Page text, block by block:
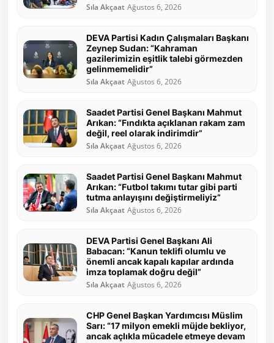
Sıla Akçaat Ağustos 6, 2026
DEVA Partisi Kadın Çalışmaları Başkanı
Zeynep Sudan: “Kahraman
gazilerimizin eşitlik talebi görmezden
gelinmemelidir”
Sıla Akçaat Ağustos 6, 2026
Saadet Partisi Genel Başkanı Mahmut
Arıkan: “Fındıkta açıklanan rakam zam
değil, reel olarak indirimdir”
Sıla Akçaat Ağustos 6, 2026
Saadet Partisi Genel Başkanı Mahmut
Arıkan: “Futbol takımı tutar gibi parti
tutma anlayışını değiştirmeliyiz”
Sıla Akçaat Ağustos 6, 2026
DEVA Partisi Genel Başkanı Ali
Babacan: “Kanun teklifi olumlu ve
önemli ancak kapalı kapılar ardında
imza toplamak doğru değil”
Sıla Akçaat Ağustos 6, 2026
CHP Genel Başkan Yardımcısı Müslim
Sarı: “17 milyon emekli müjde bekliyor,
ancak açlıkla mücadele etmeye devam